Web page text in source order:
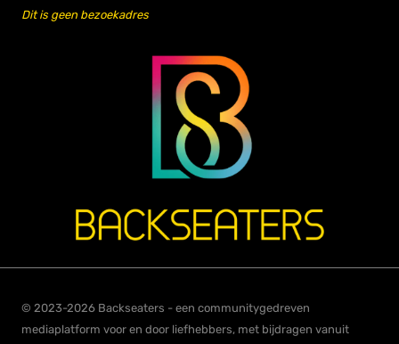
Dit is geen bezoekadres
© 2023-2026 Backseaters - een communitygedreven
mediaplatform voor en door liefhebbers, met bijdragen vanuit